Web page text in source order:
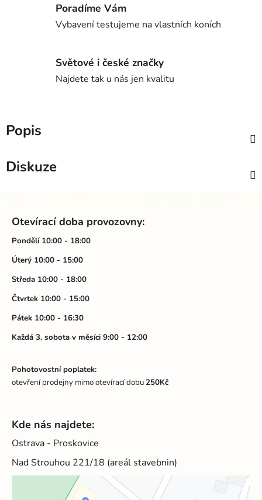
Poradíme Vám
Vybavení testujeme na vlastních koních
Světové i české značky
Najdete tak u nás jen kvalitu
Popis
Diskuze
Otevírací doba provozovny:
Pondělí 10:00 - 18:00
Úterý 10:00 - 15:00
Středa 10:00 - 18:00
Čtvrtek 10:00 - 15:00
Pátek 10:00 - 16:30
Každá 3. sobota v měsíci 9:00 - 12:00
Pohotovostní poplatek:
otevření prodejny mimo otevírací dobu250Kč
Kde nás najdete:
Ostrava - Proskovice
Nad Strouhou 221/18 (areál stavebnin)